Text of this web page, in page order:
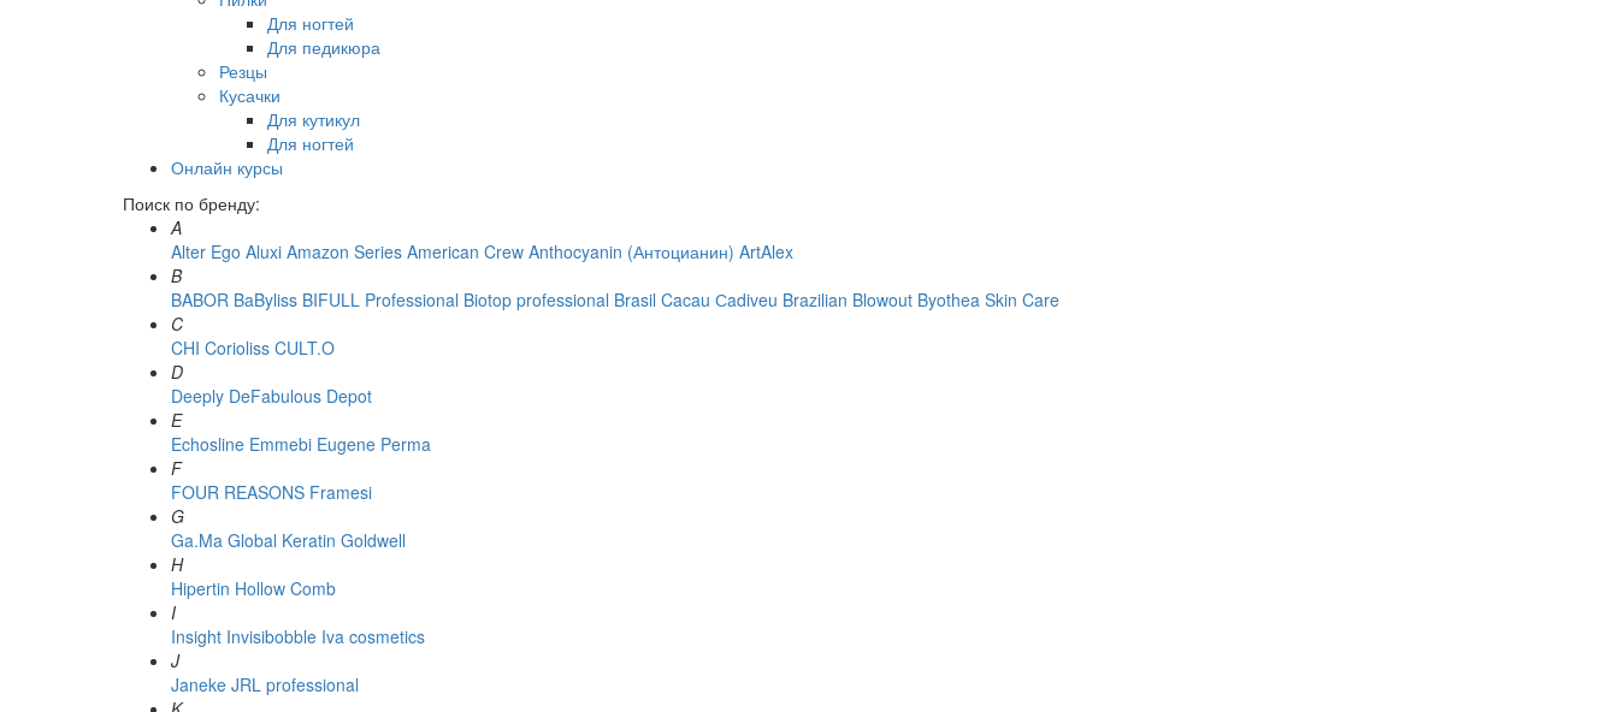
Для ногтей
Для педикюра
Резцы
Кусачки
Для кутикул
Для ногтей
Онлайн курсы
Поиск по бренду:
A
Alter Ego Aluxi Amazon Series American Crew Anthocyanin (Антоцианин) ArtAlex
B
BABOR BaByliss BIFULL Professional Biotop professional Brasil Cacau Сadiveu Brazilian Blowout Byothea Skin Care
C
CHI Corioliss CULT.O
D
Deeply DeFabulous Depot
E
Echosline Emmebi Eugene Perma
F
FOUR REASONS Framesi
G
Ga.Ma Global Keratin Goldwell
H
Hipertin Hollow Comb
I
Insight Invisibobble Iva cosmetics
J
Janeke JRL professional